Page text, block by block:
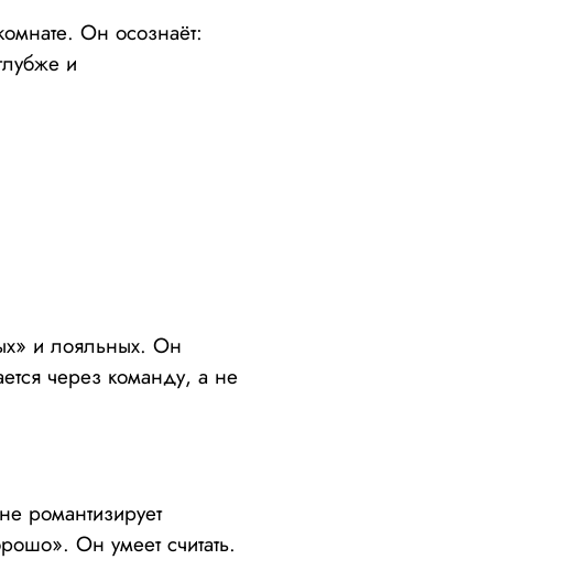
Он осознаёт:
и
и лояльных. Он
через команду, а не
романтизирует
Он умеет считать.